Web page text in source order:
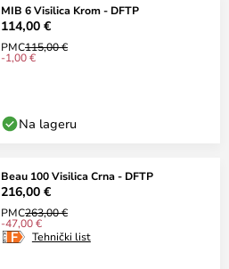
MIB 6 Visilica Krom - DFTP
114,00 €
PMC115,00 €
-1,00 €
Na lageru
Beau 100 Visilica Crna - DFTP
216,00 €
PMC263,00 €
-47,00 €
Tehnički list